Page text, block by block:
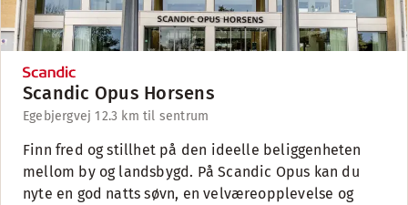
Scandic Opus Horsens
Egebjergvej 12.3 km til sentrum
Finn fred og stillhet på den ideelle beliggenheten
mellom by og landsbygd. På Scandic Opus kan du
nyte en god natts søvn, en velværeopplevelse og